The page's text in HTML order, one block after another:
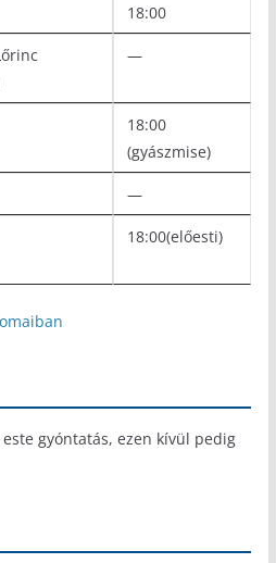
18:00
—
18:00
(gyászmise)
—
18:00(előesti)
gyóntatás, ezen kívül pedig